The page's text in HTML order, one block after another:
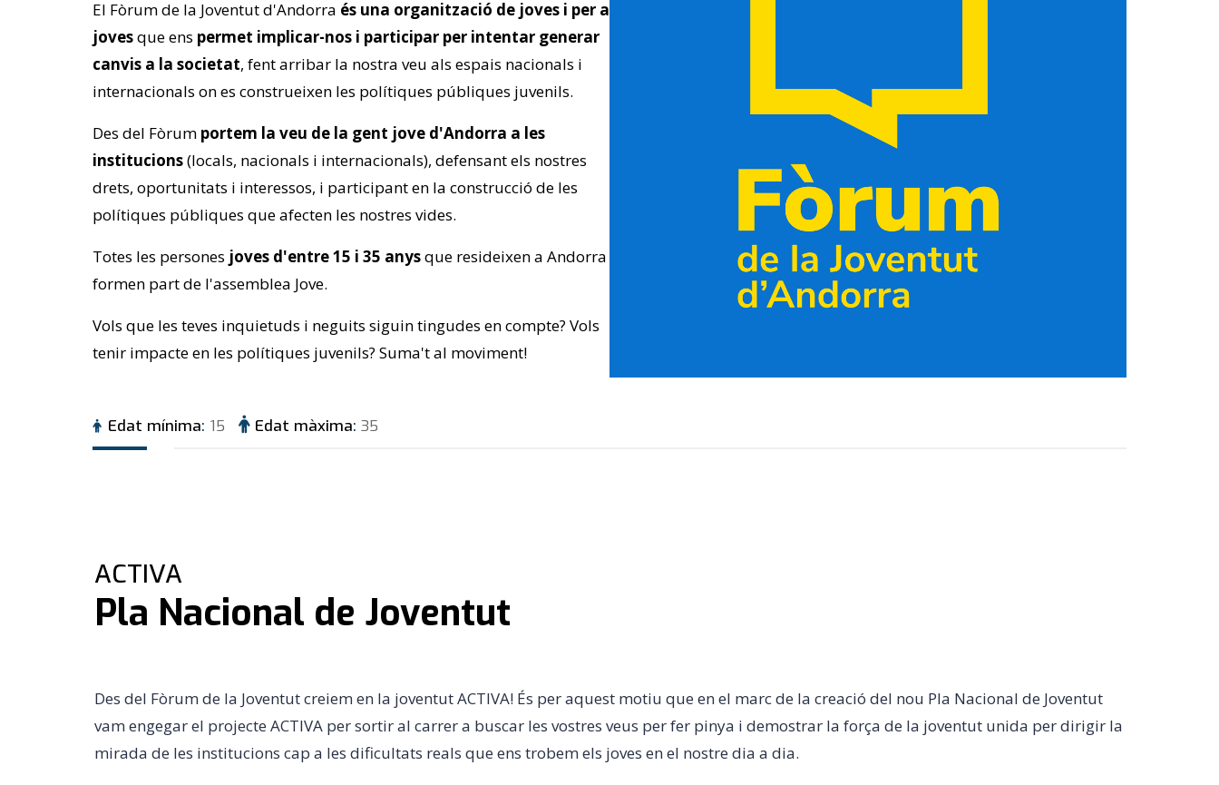
El Fòrum de la Joventut d'Andorra és una organització de joves i per a
jovesque ens permet implicar-nos i participar per intentar generar
canvis a la societat, fent arribar la nostra veu als espais nacionals i
internacionals on es construeixen les polítiques públiques juvenils.
Des del Fòrum portem la veu de la gent jove d'Andorra a les
institucions(locals, nacionals i internacionals), defensant els nostres
drets, oportunitats i interessos, i participant en la construcció de les
polítiques públiques que afecten les nostres vides.
Totes les persones joves d'entre 15 i 35 anysque resideixen a Andorra
formen part de l'assemblea Jove.
Vols que les teves inquietuds i neguits siguin tingudes en compte? Vols
tenir impacte en les polítiques juvenils? Suma't al moviment!
Edat mínima 15 Edat màxima 35
ACTIVA
Pla Nacional de Joventut
Des del Fòrum de la Joventut creiem en la joventut ACTIVA! És per aquest motiu que en el marc de la creació del nou Pla Nacional de Joventut
vam engegar el projecte ACTIVA per sortir al carrer a buscar les vostres veus per fer pinya i demostrar la força de la joventut unida per dirigir la
mirada de les institucions cap a les dificultats reals que ens trobem els joves en el nostre dia a dia.